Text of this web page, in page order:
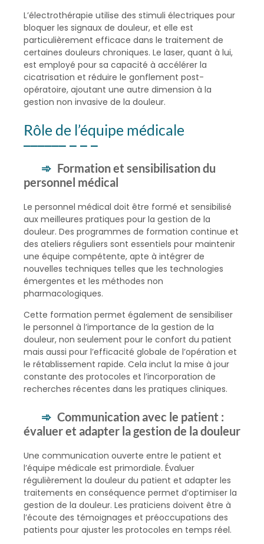
L’électrothérapie utilise des stimuli électriques pour
bloquer les signaux de douleur, et elle est
particulièrement efficace dans le traitement de
certaines douleurs chroniques. Le laser, quant à lui,
est employé pour sa capacité à accélérer la
cicatrisation et réduire le gonflement post-
opératoire, ajoutant une autre dimension à la
gestion non invasive de la douleur.
Rôle de l’équipe médicale
Formation et sensibilisation du
personnel médical
Le personnel médical doit être formé et sensibilisé
aux meilleures pratiques pour la gestion de la
douleur. Des programmes de formation continue et
des ateliers réguliers sont essentiels pour maintenir
une équipe compétente, apte à intégrer de
nouvelles techniques telles que les technologies
émergentes et les méthodes non
pharmacologiques.
Cette formation permet également de sensibiliser
le personnel à l’importance de la gestion de la
douleur, non seulement pour le confort du patient
mais aussi pour l’efficacité globale de l’opération et
le rétablissement rapide. Cela inclut la mise à jour
constante des protocoles et l’incorporation de
recherches récentes dans les pratiques cliniques.
Communication avec le patient :
évaluer et adapter la gestion de la douleur
Une communication ouverte entre le patient et
l’équipe médicale est primordiale. Évaluer
régulièrement la douleur du patient et adapter les
traitements en conséquence permet d’optimiser la
gestion de la douleur. Les praticiens doivent être à
l’écoute des témoignages et préoccupations des
patients pour ajuster les protocoles en temps réel.